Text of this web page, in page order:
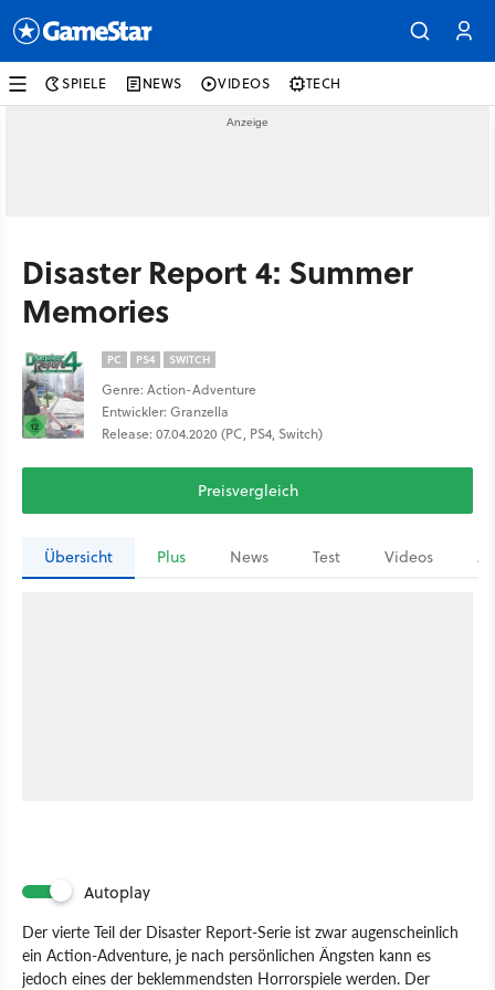
SPIELE NEWS VIDEOS TECH
Disaster Report 4: Summer
Memories
PC PS4 SWITCH
Genre: Action-Adventure
Entwickler: Granzella
Release: 07.04.2020 (PC, PS4, Switch)
Preisvergleich
Übersicht Plus News Test Videos
Autoplay
Der vierte Teil der Disaster Report-Serie ist zwar augenscheinlich
ein Action-Adventure, je nach persönlichen Ängsten kann es
jedoch eines der beklemmendsten Horrorspiele werden. Der